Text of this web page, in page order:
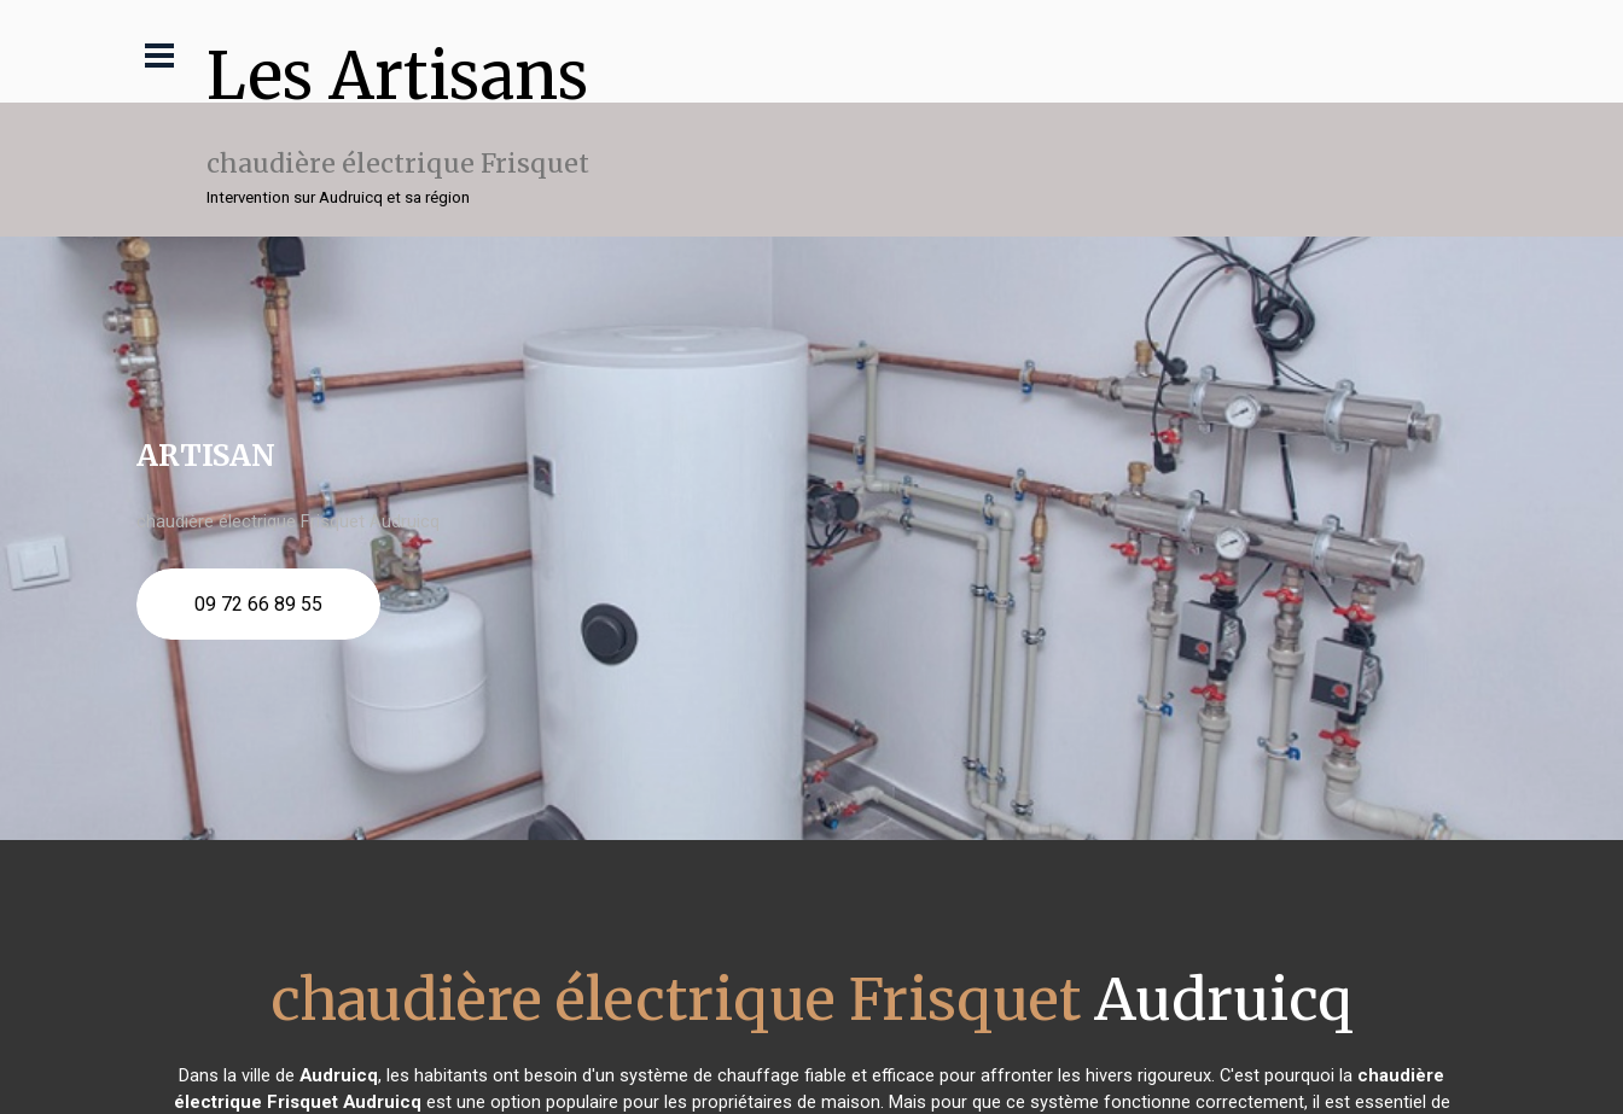
Les Artisans
chaudière électrique Frisquet
Intervention sur Audruicq et sa région
ARTISAN
chaudière électrique Frisquet Audruicq
09 72 66 89 55
chaudière électrique FrisquetAudruicq
Dans la ville de Audruicq, les habitants ont besoin d'un système de chauffage fiable et efficace pour affronter les hivers rigoureux. C'est pourquoi la chaudière
électrique Frisquet Audruicq est une option populaire pour les propriétaires de maison. Mais pour que ce système fonctionne correctement, il est essentiel de